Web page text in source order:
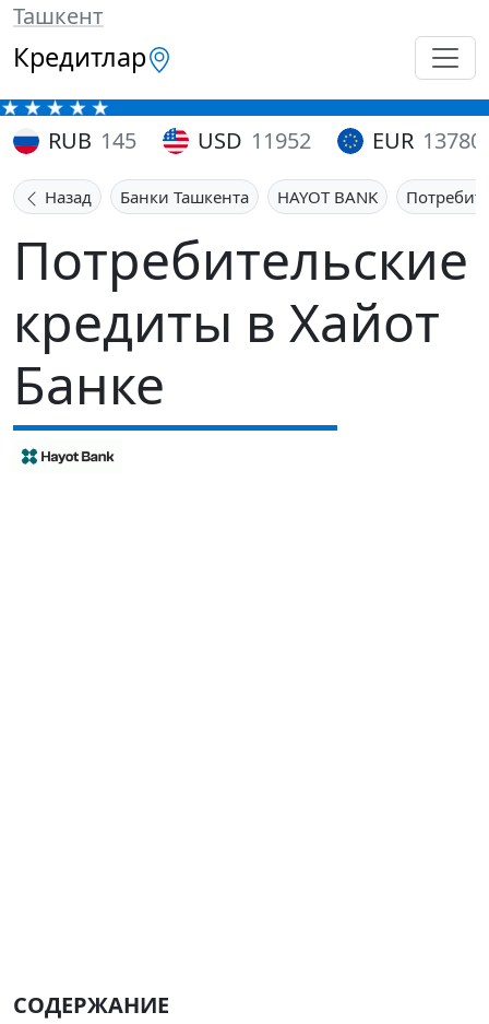
Ташкент
Кредитлар
RUB 145 USD 11952 EUR 13780
Назад Банки Ташкента HAYOT BANK
Потребительские
кредиты в Хайот
Банке
СОДЕРЖАНИЕ